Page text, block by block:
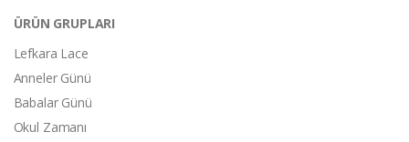
ÜRÜN GRUPLARI
Lefkara Lace
Anneler Günü
Babalar Günü
Okul Zamanı